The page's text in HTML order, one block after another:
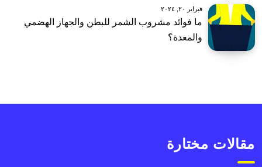
فبراير ٢٠, ٢٠٢٤
ما فوائد مشروب الشمر للبطن والجهاز الهضمي
والمعدة؟
مقالات مختارة